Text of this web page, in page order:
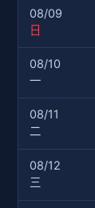
08/09
日
08/10
一
08/11
二
08/12
三